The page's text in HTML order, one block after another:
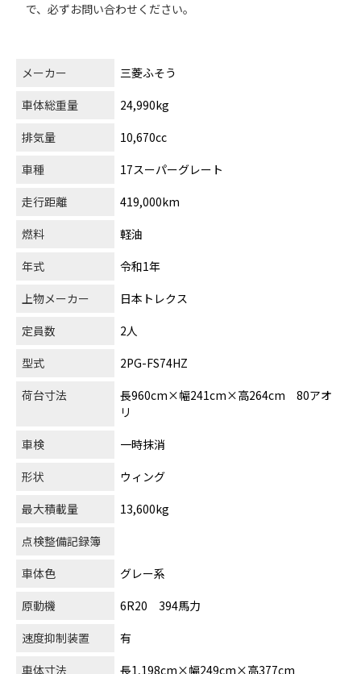
で、必ずお問い合わせください。
メーカー
三菱ふそう
車体総重量
24,990kg
排気量
10,670cc
車種
17スーパーグレート
走行距離
419,000km
燃料
軽油
年式
令和1年
上物メーカー
日本トレクス
定員数
2人
型式
2PG-FS74HZ
荷台寸法
長960cm×幅241cm×高264cm 80アオ
リ
車検
一時抹消
形状
ウィング
最大積載量
13,600kg
点検整備記録簿
車体色
グレー系
原動機
6R20 394馬力
速度抑制装置
有
車体寸法
長1,198cm×幅249cm×高377cm